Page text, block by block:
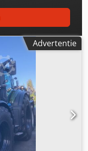
Advertentie